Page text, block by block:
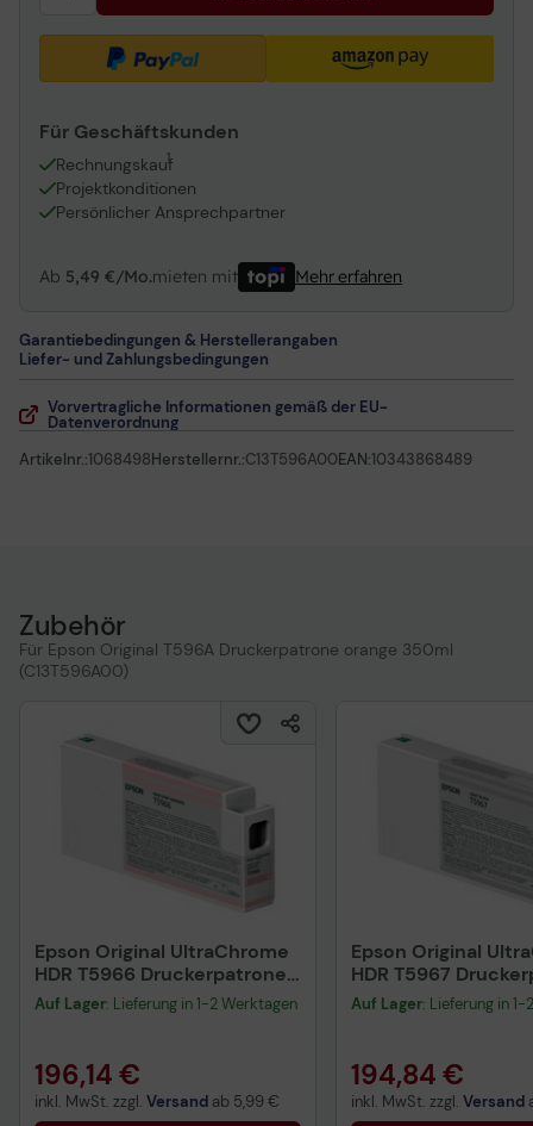
Für Geschäftskunden
Rechnungskauf
1
Projektkonditionen
Persönlicher Ansprechpartner
Ab 5,49 €/Mo.mieten mit Mehr erfahren
Garantiebedingungen & Herstellerangaben
Liefer- und Zahlungsbedingungen
Vorvertragliche Informationen gemäß der EU-
Datenverordnung
Artikelnr.:1068498Herstellernr.:C13T596A00EAN:10343868489
Zubehör
Für Epson Original T596A Druckerpatrone orange 350ml
(C13T596A00)
Epson Original UltraChrome
HDR T5966 Druckerpatrone
magenta hell 350ml
(C13T596600)
Auf Lager: Lieferung in 1-2 Werktagen
196,14 €
inkl. MwSt. zzgl. Versand ab 5,99 €
Epson Original
HDR T5967
schwarz hell 350ml
(C13T596700)
Auf Lager: Lieferung in
194,84 €
inkl. MwSt. zzgl. Versand